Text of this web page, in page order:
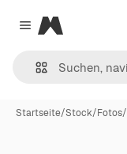
Close menu
Magnific
Startseite/Stock/Fotos/